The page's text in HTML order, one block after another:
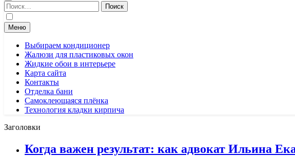
Найти:
Меню
Выбираем кондиционер
Жалюзи для пластиковых окон
Жидкие обои в интерьере
Карта сайта
Контакты
Отделка бани
Самоклеющаяся плёнка
Технология кладки кирпича
Заголовки
Когда важен результат: как адвокат Ильина